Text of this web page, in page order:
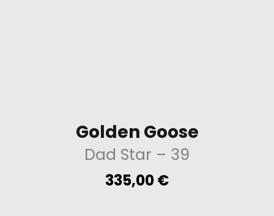
Golden Goose
Dad Star – 39
335,00€